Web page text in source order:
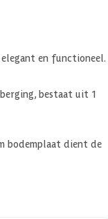
en functioneel.
bestaat uit 1
bodemplaat dient de